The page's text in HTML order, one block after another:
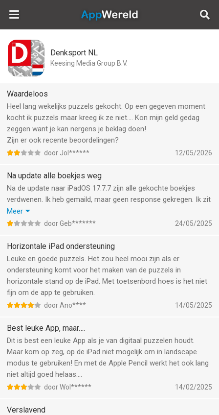
AppWereld
Denksport NL
Keesing Media Group B.V.
Waardeloos
Heel lang wekelijks puzzels gekocht. Op een gegeven moment
kocht ik puzzels maar kreeg ik ze niet…. Kon mijn geld gedag
zeggen want je kan nergens je beklag doen!
Zijn er ook recente beoordelingen?
door Jol****** 12/05/2026
Na update alle boekjes weg
Na de update naar iPadOS 17.7.7 zijn alle gekochte boekjes
verdwenen. Ik heb gemaild, maar geen response gekregen. Ik zit
inmiddels op iPadOS 17.7.8 en de boekjes zijn niet terug te
halen. Boekjes zijn de afgelopen 2 maanden gekocht, dus
Meer
door Geb******* 24/05/2025
Horizontale iPad ondersteuning
Leuke en goede puzzels. Het zou heel mooi zijn als er
ondersteuning komt voor het maken van de puzzels in
horizontale stand op de iPad. Met toetsenbord hoes is het niet
fijn om de app te gebruiken.
door Ano**** 14/05/2025
Best leuke App, maar….
Dit is best een leuke App als je van digitaal puzzelen houdt.
Maar kom op zeg, op de iPad niet mogelijk om in landscape
modus te gebruiken! En met de Apple Pencil werkt het ook lang
niet altijd goed helaas….
door Wol****** 14/02/2025
Verslavend